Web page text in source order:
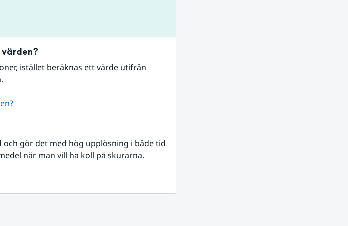
istället beräknas ett värde utifrån
gör det med hög upplösning i både tid
när man vill ha koll på skurarna.